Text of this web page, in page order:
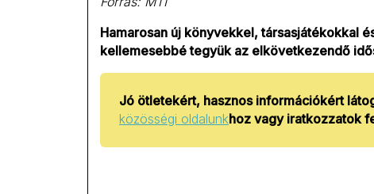
Hamarosan új könyvekkel, társasjátékokkal
kellemesebbé tegyük az elkövetkezendő
Jó ötletekért, hasznos információkért
közösségi oldalunkhoz vagy iratkozzatok